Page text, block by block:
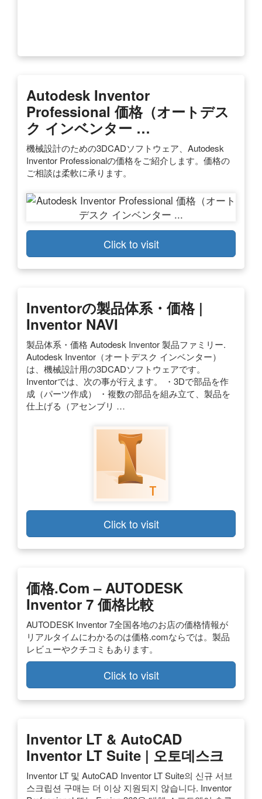
Autodesk Inventor
Professional 価格（オートデス
ク インベンター …
機械設計のための3DCADソフトウェア、Autodesk
Inventor Professionalの価格をご紹介します。価格の
ご相談は柔軟に承ります。
Click to visit
Inventorの製品体系・価格 |
Inventor NAVI
製品体系・価格 Autodesk Inventor 製品ファミリー.
Autodesk Inventor（オートデスク インベンター）
は、機械設計用の3DCADソフトウェアです。
Inventorでは、次の事が行えます。 ・3Dで部品を作
成（パーツ作成） ・複数の部品を組み立て、製品を
仕上げる（アセンブリ …
Click to visit
価格.com – AUTODESK
Inventor 7 価格比較
AUTODESK Inventor 7全国各地のお店の価格情報が
リアルタイムにわかるのは価格.comならでは。製品
レビューやクチコミもあります。
Click to visit
Inventor LT & AutoCAD
Inventor LT Suite | 오토데스크
Inventor LT 및 AutoCAD Inventor LT Suite의 신규 서브
스크립션 구매는 더 이상 지원되지 않습니다. Inventor